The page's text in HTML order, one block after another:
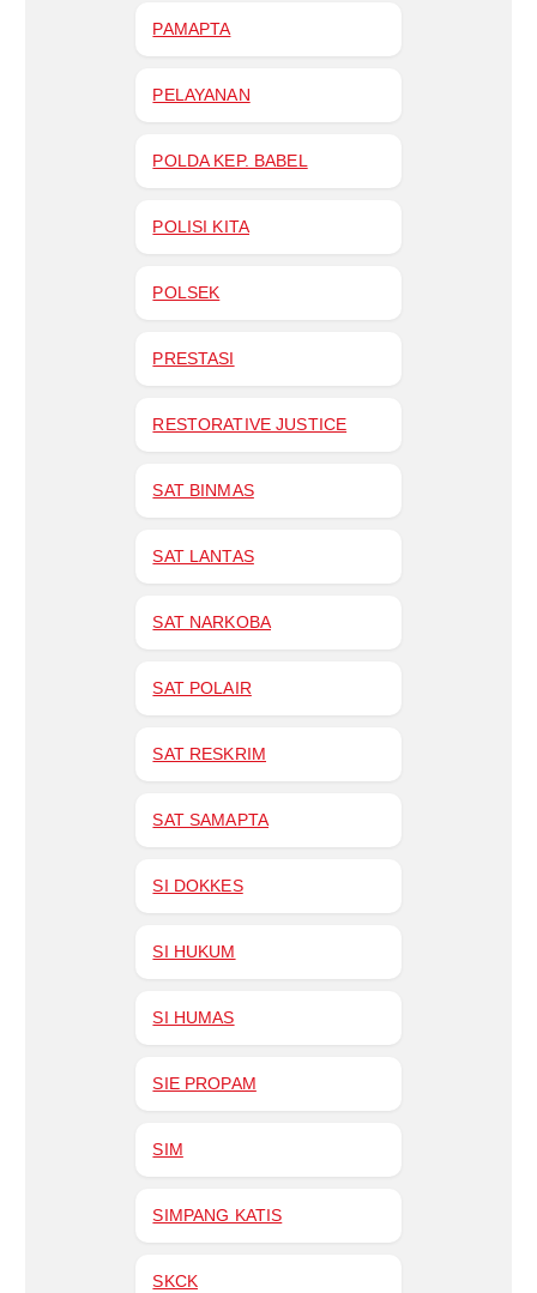
PAMAPTA
PELAYANAN
POLDA KEP. BABEL
POLISI KITA
POLSEK
PRESTASI
RESTORATIVE JUSTICE
SAT BINMAS
SAT LANTAS
SAT NARKOBA
SAT POLAIR
SAT RESKRIM
SAT SAMAPTA
SI DOKKES
SI HUKUM
SI HUMAS
SIE PROPAM
SIM
SIMPANG KATIS
SKCK